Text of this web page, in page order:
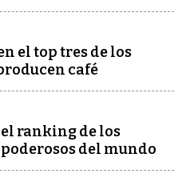
el top tres de los
café
ranking de los
del mundo